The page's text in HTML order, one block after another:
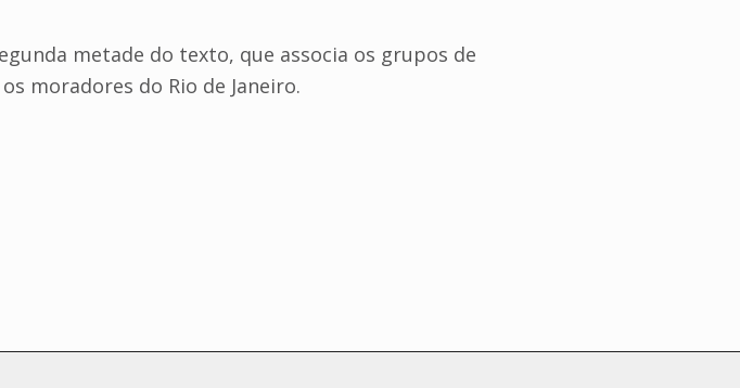
metade do texto, que associa os grupos de
moradores do Rio de Janeiro.